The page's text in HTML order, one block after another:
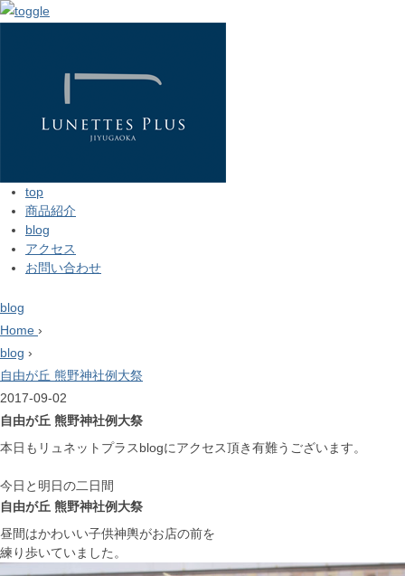
top
商品紹介
blog
アクセス
お問い合わせ
blog
Home ›
blog ›
自由が丘 熊野神社例大祭
2017-09-02
自由が丘 熊野神社例大祭
本日もリュネットプラスblogにアクセス頂き有難うございます。
今日と明日の二日間
自由が丘 熊野神社例大祭
昼間はかわいい子供神輿がお店の前を
練り歩いていました。